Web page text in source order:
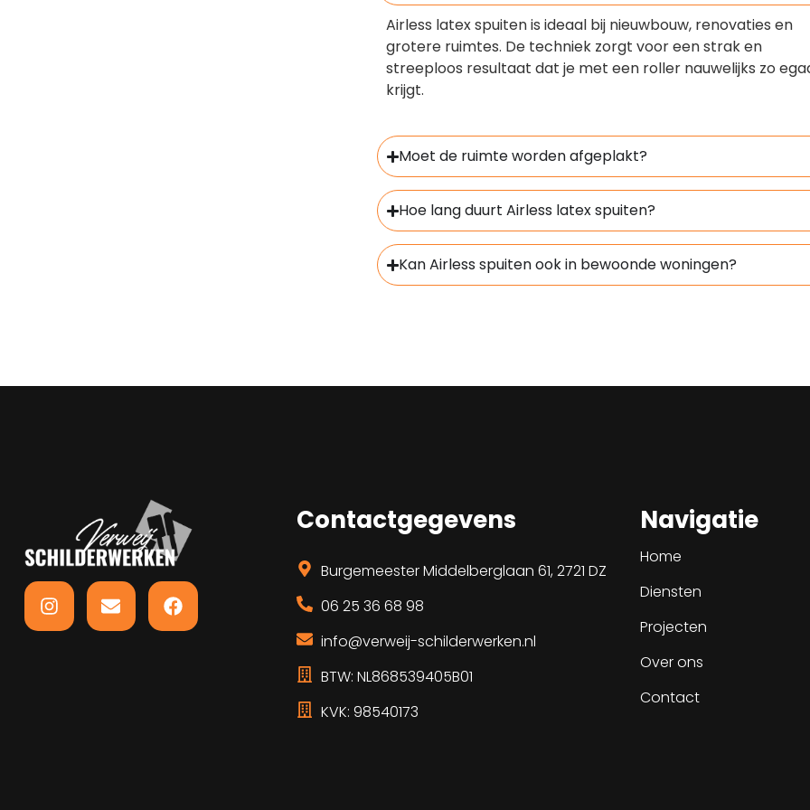
Airless latex spuiten is ideaal bij nieuwbouw, renovaties en
grotere ruimtes. De techniek zorgt voor een strak en
streeploos resultaat dat je met een roller nauwelijks zo
krijgt.
Moet de ruimte worden afgeplakt?
Hoe lang duurt Airless latex spuiten?
Kan Airless spuiten ook in bewoonde woningen?
Contactgegevens
Burgemeester Middelberglaan 61, 2721 DZ
06 25 36 68 98
info@verweij-schilderwerken.nl
BTW: NL868539405B01
KVK: 98540173
Navigatie
Home
Diensten
Projecten
Over ons
Contact